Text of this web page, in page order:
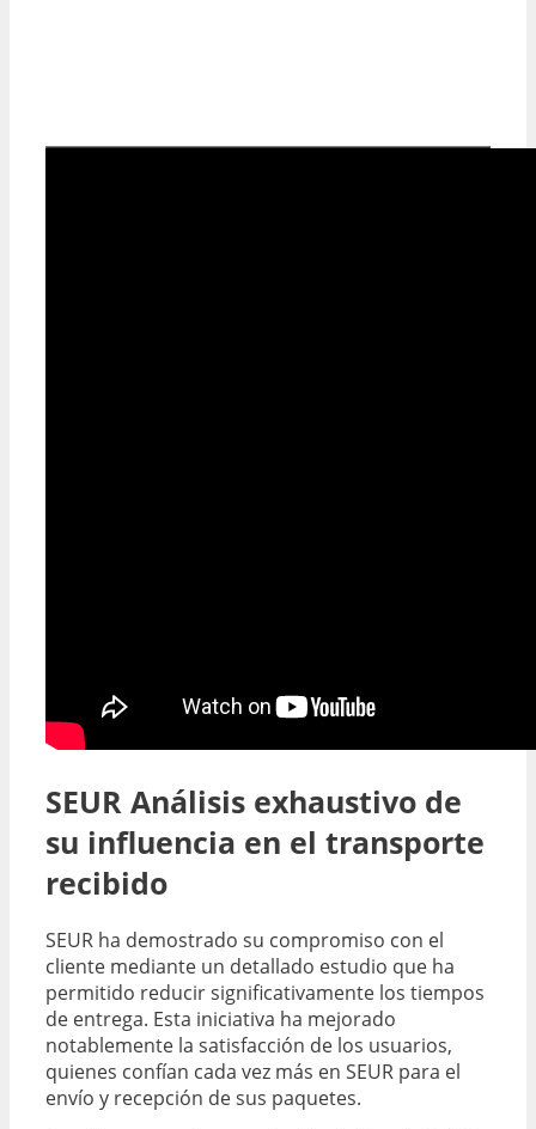
SEUR Análisis exhaustivo de
su influencia en el transporte
recibido
SEUR ha demostrado su compromiso con el
cliente mediante un detallado estudio que ha
permitido reducir significativamente los tiempos
de entrega. Esta iniciativa ha mejorado
notablemente la satisfacción de los usuarios,
quienes confían cada vez más en SEUR para el
envío y recepción de sus paquetes.